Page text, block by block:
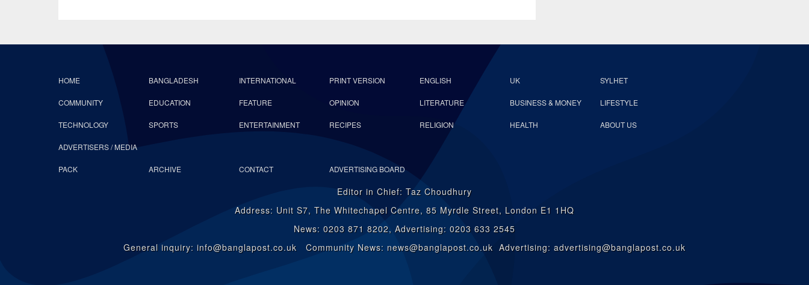
HOME BANGLADESH INTERNATIONAL PRINT VERSION ENGLISH UK SYLHET
COMMUNITY EDUCATION FEATURE OPINION LITERATURE BUSINESS & MONEY LIFESTYLE
TECHNOLOGY SPORTS ENTERTAINMENT RECIPES RELIGION HEALTH ABOUT US
ADVERTISERS / MEDIA
PACK ARCHIVE CONTACT ADVERTISING BOARD
Editor in Chief: Taz Choudhury
Address: Unit S7, The Whitechapel Centre, 85 Myrdle Street, London E1 1HQ
News: 0203 871 8202, Advertising: 0203 633 2545
General inquiry: info@banglapost.co.uk Community News: news@banglapost.co.uk Advertising: advertising@banglapost.co.uk